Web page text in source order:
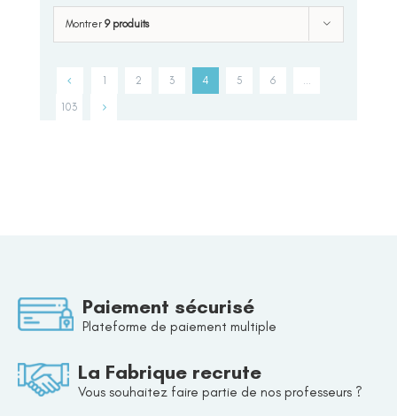
Montrer 9 produits
1 2 3 4 5 6 …
103
Paiement sécurisé
Plateforme de paiement multiple
La Fabrique recrute
Vous souhaitez faire partie de nos professeurs ?